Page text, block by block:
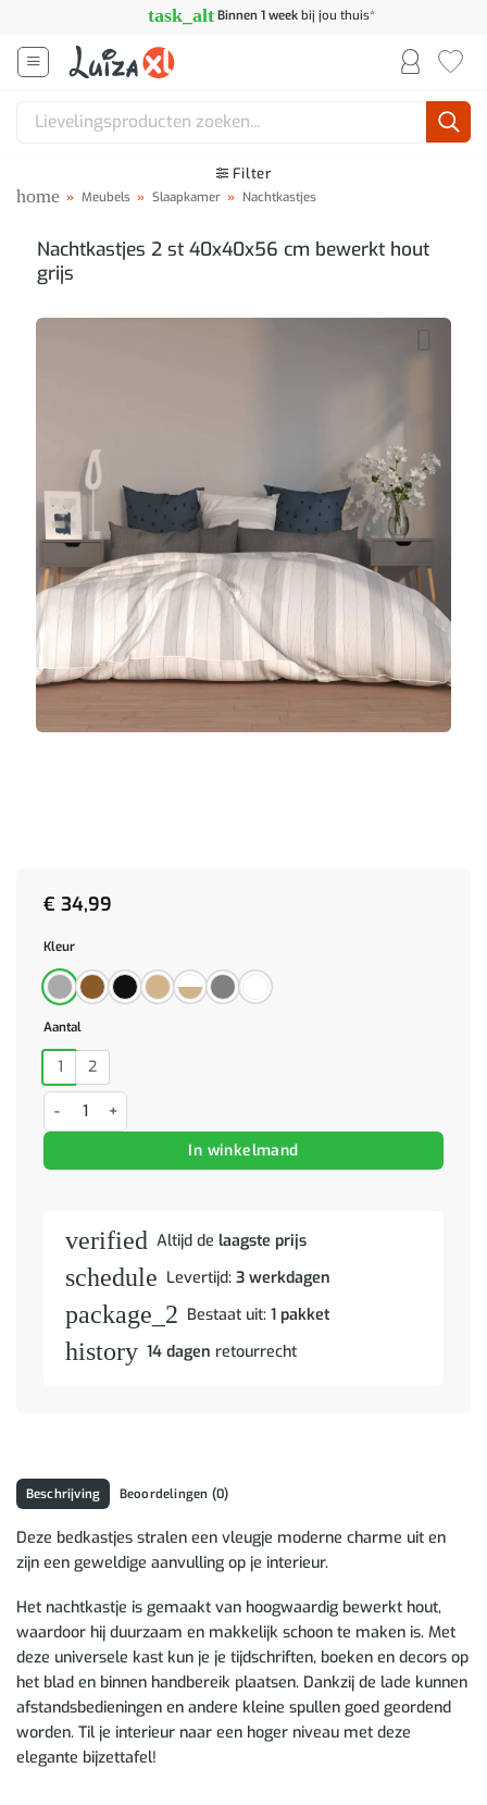
inhoud
task_alt Binnen 1 weekbij jou thuis*
Zoeken
Filter
home » Meubels » Slaapkamer » Nachtkastjes
Nachtkastjes 2 st 40x40x56 cm bewerkt hout
grijs
€ 34,99
Kleur
Aantal
1 2
Nachtkastjes 2 st 40x40x56 cm bewerkt hout grijs aantal
In winkelmand
verified Altijd de laagste prijs
schedule Levertijd: 3 werkdagen
package_2 Bestaat uit: 1 pakket
history 14 dagen retourrecht
Beschrijving Beoordelingen (0)
Deze bedkastjes stralen een vleugje moderne charme uit en
zijn een geweldige aanvulling op je interieur.
Het nachtkastje is gemaakt van hoogwaardig bewerkt hout,
waardoor hij duurzaam en makkelijk schoon te maken is. Met
deze universele kast kun je je tijdschriften, boeken en decors op
het blad en binnen handbereik plaatsen. Dankzij de lade kunnen
afstandsbedieningen en andere kleine spullen goed geordend
worden. Til je interieur naar een hoger niveau met deze
elegante bijzettafel!